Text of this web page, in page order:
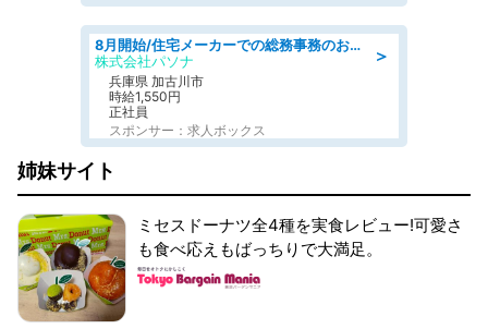
＞
8月開始/住宅メーカーでの総務事務のお仕事/駅近/即日勤務可/一般事務/人事労務
株式会社パソナ
兵庫県 加古川市
時給1,550円
正社員
スポンサー：求人ボックス
姉妹サイト
ミセスドーナツ全4種を実食レビュー!可愛さ
も食べ応えもばっちりで大満足。